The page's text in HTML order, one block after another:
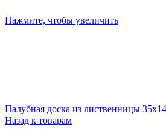
Нажмите, чтобы увеличить
Палубная доска из лиственницы
Назад к товарам